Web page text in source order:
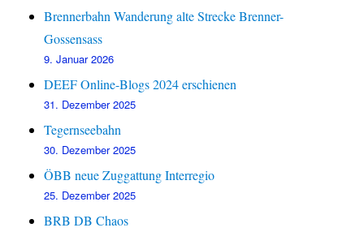
Brennerbahn Wanderung alte Strecke Brenner-
Gossensass
9. Januar 2026
DEEF Online-Blogs 2024 erschienen
31. Dezember 2025
Tegernseebahn
30. Dezember 2025
ÖBB neue Zuggattung Interregio
25. Dezember 2025
BRB DB Chaos